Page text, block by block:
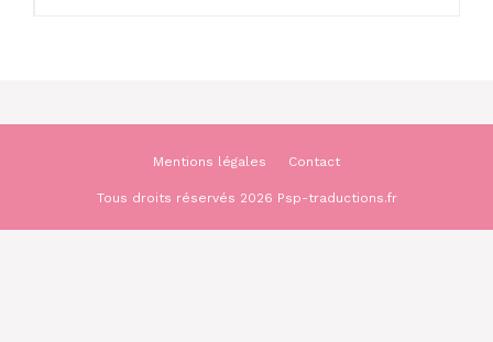
Mentions légales Contact
Tous droits réservés 2026 Psp-traductions.fr